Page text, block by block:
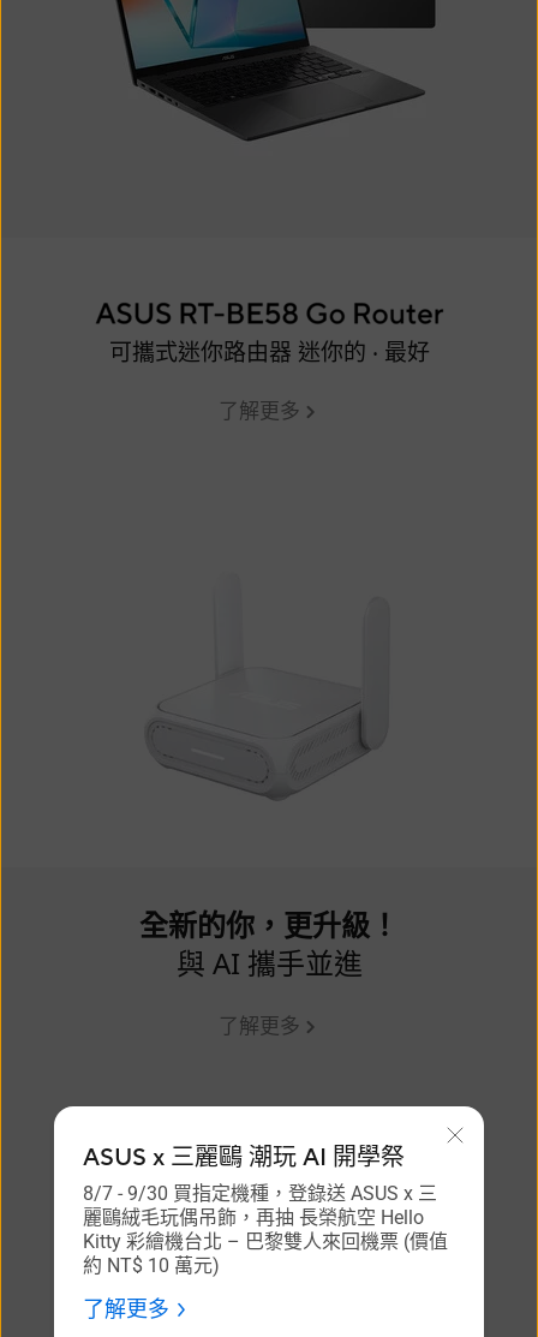
可攜式迷你路由器 迷你的 ‧ 最好
了解更多
全新的你，更升級！
與 AI 攜手並進
了解更多
ASUS x 三麗鷗 潮玩 AI 開學祭
8/7 - 9/30 買指定機種，登錄送 ASUS x 三
麗鷗絨毛玩偶吊飾，再抽 長榮航空 Hello
Kitty 彩繪機台北 – 巴黎雙人來回機票 (價值
約 NT$ 10 萬元)​
了解更多